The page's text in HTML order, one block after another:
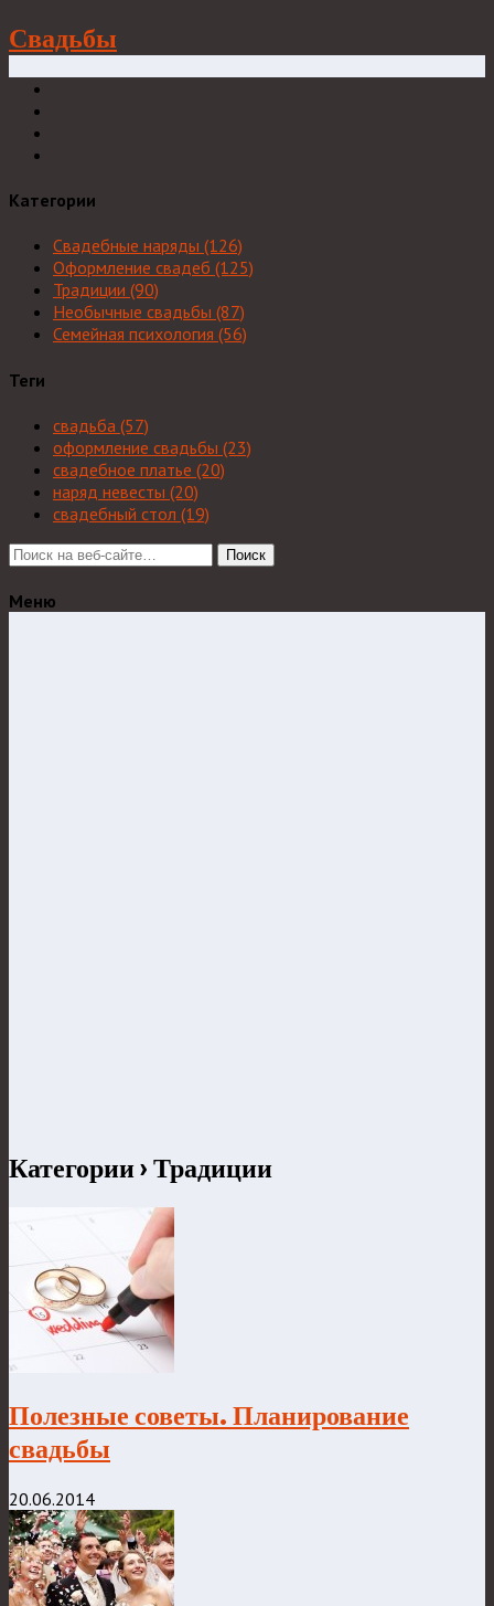
Свадьбы
Категории
Свадебные наряды (126)
Оформление свадеб (125)
Традиции (90)
Необычные свадьбы (87)
Семейная психология (56)
Теги
свадьба (57)
оформление свадьбы (23)
свадебное платье (20)
наряд невесты (20)
свадебный стол (19)
Поиск
Меню
Категории › Традиции
Полезные советы. Планирование
свадьбы
20.06.2014